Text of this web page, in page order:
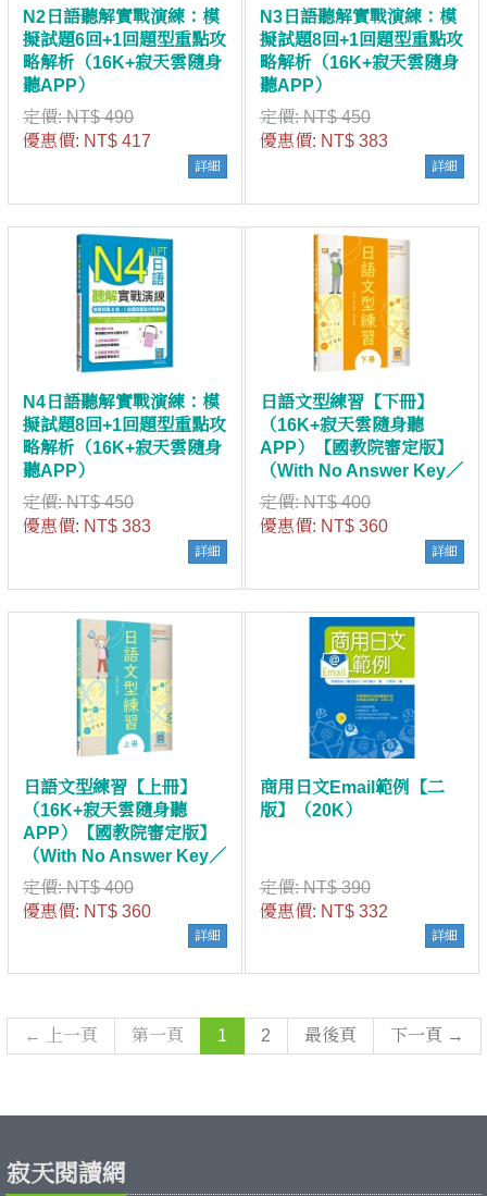
N2日語聽解實戰演練：模
擬試題6回+1回題型重點攻
略解析（16K+寂天雲隨身
聽APP）
定價:NT$ 490
優惠價: NT$ 417
詳細
N3日語聽解實戰演練：模
擬試題8回+1回題型重點攻
略解析（16K+寂天雲隨身
聽APP）
定價:NT$ 450
優惠價: NT$ 383
詳細
N4日語聽解實戰演練：模
擬試題8回+1回題型重點攻
略解析（16K+寂天雲隨身
聽APP）
定價:NT$ 450
優惠價: NT$ 383
詳細
日語文型練習【下冊】
（16K+寂天雲隨身聽
APP）【國教院審定版】
（With No Answer Key／
無附解答）
定價:NT$ 400
優惠價: NT$ 360
詳細
日語文型練習【上冊】
（16K+寂天雲隨身聽
APP）【國教院審定版】
（With No Answer Key／
無附解答）
定價:NT$ 400
優惠價: NT$ 360
詳細
商用日文Email範例【二
版】（20K）
定價:NT$ 390
優惠價: NT$ 332
詳細
← 上一頁 第一頁 1 2 最後頁 下一頁 →
寂天閱讀網